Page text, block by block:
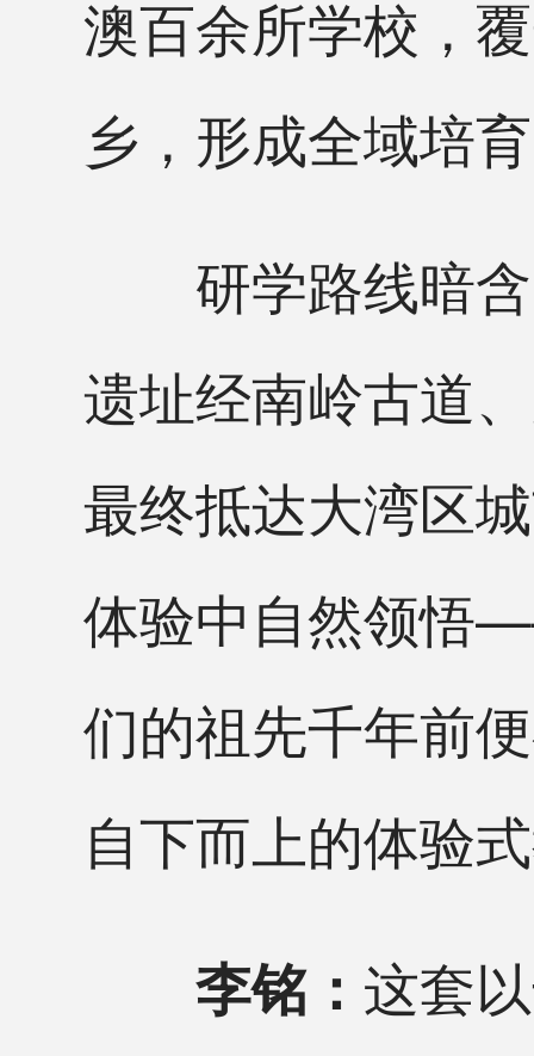
澳百余所学校，
乡，形成全域培
研学路线暗含“
遗址经南岭古道
最终抵达大湾区
体验中自然领悟
们的祖先千年前
自下而上的体验
李铭： 这套